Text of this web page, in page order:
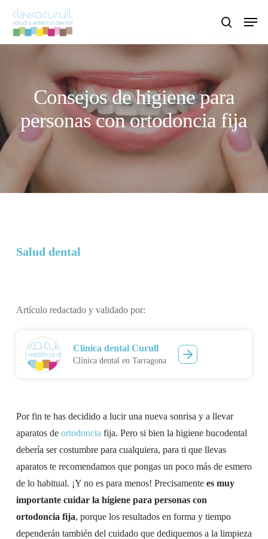
search
Menu
Consejos de higiene para
personas con ortodoncia fija
Salud dental
Artículo redactado y validado por:
Clínica dental Curull
Clínica dental en Tarragona
Por fin te has decidido a lucir una nueva sonrisa y a llevar
aparatos de ortodoncia fija. Pero si bien la higiene bucodental
debería ser costumbre para cualquiera, para ti que llevas
aparatos te recomendamos que pongas un poco más de esmero
de lo habitual. ¡Y no es para menos! Precisamente es muy
importante cuidar la higiene para personas con
ortodoncia fija, porque los resultados en forma y tiempo
dependerán también del cuidado que dediquemos a la limpieza